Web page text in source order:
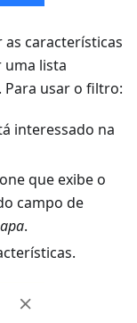
as características
uma lista
usar o filtro:
interessado na
que exibe o
campo de
.